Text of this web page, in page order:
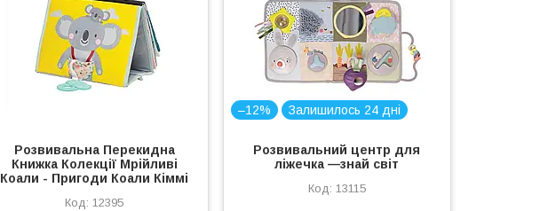
Розвивальна Перекидна
Книжка Колекції Мрійливі
Коали - Пригоди Коали Кіммі
12395
–12% Залишилось 24 дні
Розвивальний центр для
ліжечка —знай світ
13115